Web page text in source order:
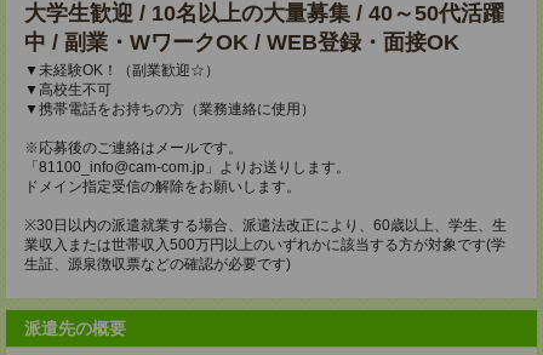
大学生歓迎 / 10名以上の大量募集 / 40～50代活躍
中 / 副業・WワークOK / WEB登録・面接OK
▼未経験OK！（副業歓迎☆）
▼高校生不可
▼携帯電話をお持ちの方（業務連絡に使用）
※応募後のご連絡はメールです。
「81100_info@cam-com.jp」よりお送りします。
ドメイン指定受信の解除をお願いします。
※30日以内の派遣就業する場合、派遣法改正により、60歳以上、学生、生
業収入または世帯収入500万円以上のいずれかに該当する方が対象です(学
生証、源泉徴収票などの確認が必要です)
派遣先の概要